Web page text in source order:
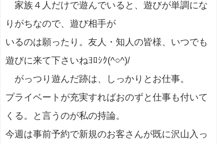
家族４人だけで遊んでいると、遊びが単調にな
りがちなので、遊び相手が
いるのは願ったり。友人・知人の皆様、いつでも
遊びに来て下さいねﾖﾛｼｸ(^○^)/
がっつり遊んだ跡は、しっかりとお仕事。
プライベートが充実すればおのずと仕事も付いて
くる。と言うのが私の持論。
今週は事前予約で新規のお客さんが既に沢山入っ